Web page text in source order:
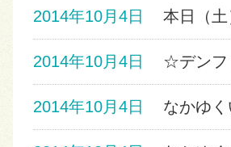
2014年10月4日 本日（土
2014年10月4日 ☆デンフ
2014年10月4日 なかゆく